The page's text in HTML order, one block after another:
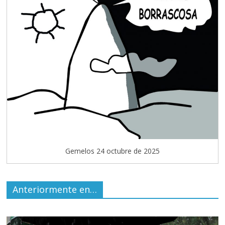
Gemelos 24 octubre de 2025
Anteriormente en…